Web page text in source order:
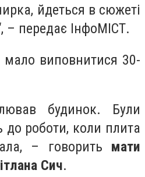
йдеться в сюжеті
– передає ІнфоМІСТ.
мало виповнитися 30-
будинок. Були
до роботи, коли плита
– говорить мати
Сич.